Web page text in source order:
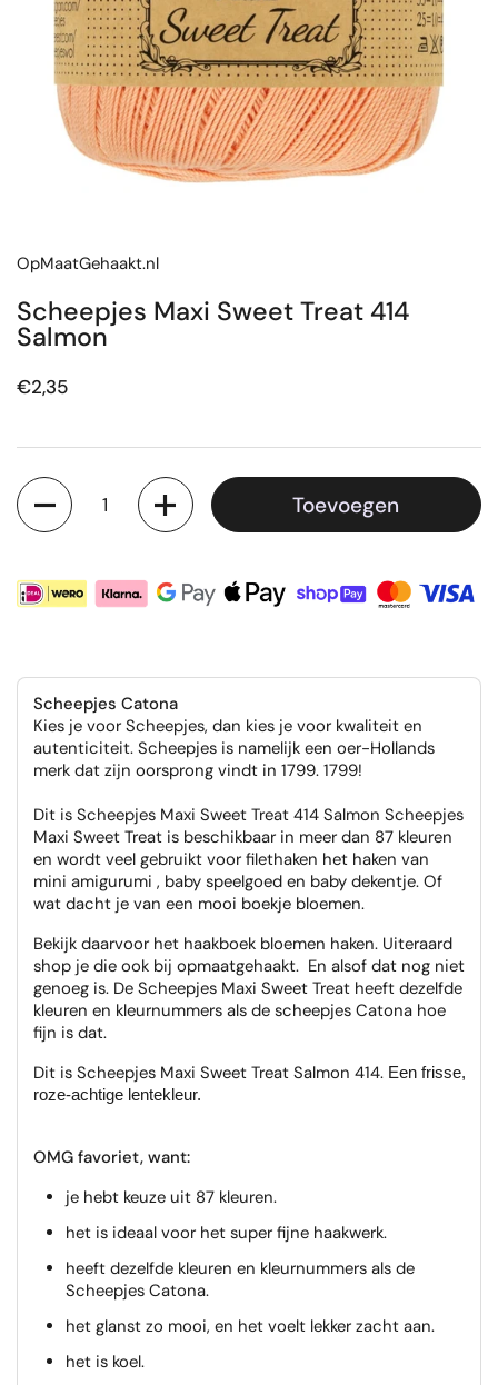
OpMaatGehaakt.nl
Scheepjes Maxi Sweet Treat 414
Salmon
Prijs:
€2,35
Aantal
Toevoegen
Scheepjes Catona
Kies je voor Scheepjes, dan kies je voor kwaliteit en
autenticiteit. Scheepjes is namelijk een oer-Hollands
merk dat zijn oorsprong vindt in 1799. 1799!
Dit is Scheepjes Maxi Sweet Treat 414 Salmon Scheepjes
Maxi Sweet Treat is beschikbaar in meer dan 87 kleuren
en wordt veel gebruikt voor filethaken het haken van
mini amigurumi , baby speelgoed en baby dekentje. Of
wat dacht je van een mooi boekje bloemen.
Bekijk daarvoor het haakboek bloemen haken. Uiteraard
shop je die ook bij opmaatgehaakt. En alsof dat nog niet
genoeg is. De Scheepjes Maxi Sweet Treat heeft dezelfde
kleuren en kleurnummers als de scheepjes Catona hoe
fijn is dat.
Dit is Scheepjes Maxi Sweet Treat Salmon 414. Een frisse,
roze-achtige lentekleur.
OMG favoriet, want:
je hebt keuze uit 87 kleuren.
het is ideaal voor het super fijne haakwerk.
heeft dezelfde kleuren en kleurnummers als de
Scheepjes Catona.
het glanst zo mooi, en het voelt lekker zacht aan.
het is koel.